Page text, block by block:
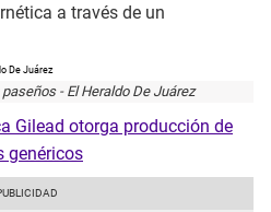
a través de un
- El Heraldo De Juárez
Gilead otorga producción de
genéricos